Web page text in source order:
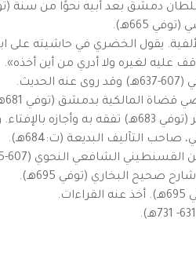
أبيه نحوًا من سنة (توفي 656هـ). وقرأ عليه
665هـ).
يقول الخضري في حاشيته على
عليه لغيره ولا أدري من أين أخذه».
المالكية بدمشق (توفي 681هـ).
وكثرة بحثه.
التآليف البديعة (ت:684هـ).
أخذ عنه العربية وشرح الكافية التي لشيخه.
صحيح البخاري (توفي 695هـ).